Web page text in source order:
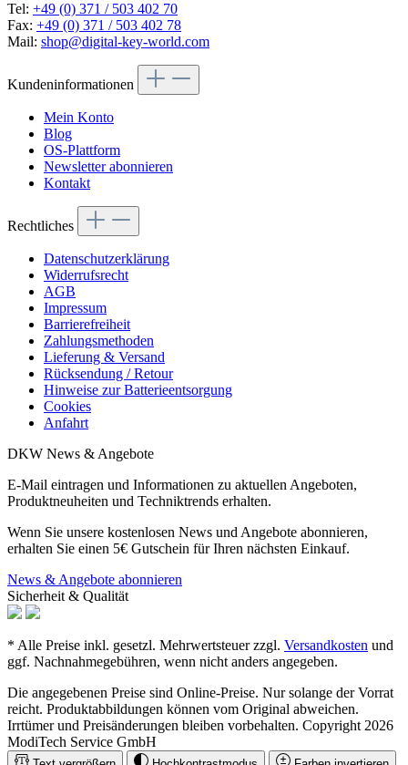
Tel: +49 (0) 371 / 503 402 70
Fax: +49 (0) 371 / 503 402 78
Mail: shop@digital-key-world.com
Kundeninformationen
Mein Konto
Blog
OS-Plattform
Newsletter abonnieren
Kontakt
Rechtliches
Datenschutzerklärung
Widerrufsrecht
AGB
Impressum
Barrierefreiheit
Zahlungsmethoden
Lieferung & Versand
Rücksendung / Retour
Hinweise zur Batterieentsorgung
Cookies
Anfahrt
DKW News & Angebote
E-Mail eintragen und Informationen zu aktuellen Angeboten,
Produktneuheiten und Techniktrends erhalten.
Wenn Sie unsere kostenlosen News und Angebote abonnieren,
erhalten Sie einen 5€ Gutschein für Ihren nächsten Einkauf.
News & Angebote abonnieren
Sicherheit & Qualität
* Alle Preise inkl. gesetzl. Mehrwertsteuer zzgl. Versandkosten und
ggf. Nachnahmegebühren, wenn nicht anders angegeben.
Die angegebenen Preise sind Online-Preise. Nur solange der Vorrat
reicht. Produktabbildungen können vom Original abweichen.
Irrtümer und Preisänderungen bleiben vorbehalten. Copyright 2026
ModiTech Service GmbH